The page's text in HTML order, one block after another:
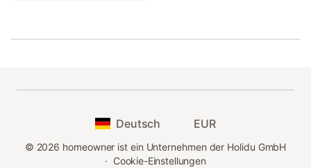
Deutsch EUR
© 2026 homeowner ist ein Unternehmen der Holidu GmbH
· Cookie-Einstellungen